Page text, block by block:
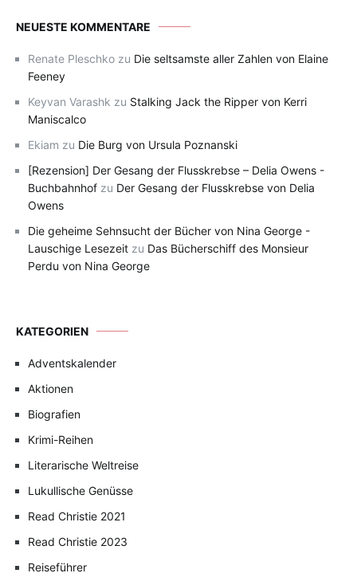
NEUESTE KOMMENTARE
Renate Pleschko zu Die seltsamste aller Zahlen von Elaine
Feeney
Keyvan Varashk zu Stalking Jack the Ripper von Kerri
Maniscalco
Ekiam zu Die Burg von Ursula Poznanski
[Rezension] Der Gesang der Flusskrebse – Delia Owens -
Buchbahnhof zu Der Gesang der Flusskrebse von Delia
Owens
Die geheime Sehnsucht der Bücher von Nina George -
Lauschige Lesezeit zu Das Bücherschiff des Monsieur
Perdu von Nina George
KATEGORIEN
Adventskalender
Aktionen
Biografien
Krimi-Reihen
Literarische Weltreise
Lukullische Genüsse
Read Christie 2021
Read Christie 2023
Reiseführer